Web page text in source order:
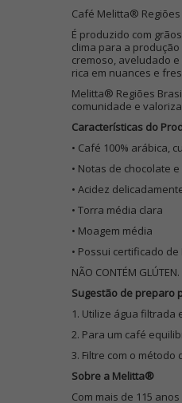
Café Melitta®
É produzido com
clima para a
cremoso, aveludado
rica em nuances e
Melitta® Regiões
comunidade e
Características do
• Café 100% arábica,
• Notas de chocolate
• Acidez
• Torra média clara
• Moagem média
• Possui certificado
NÃO CONTÉM GLÚTEN.
Sugestão de preparo
1. Utilize água filtrada
2. Para um café
3. Filtre com o
Sobre a Melitta®
Com mais de 115